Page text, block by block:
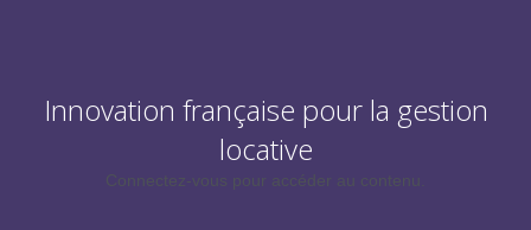
Innovation française pour la gestion
locative
Connectez-vous pour accéder au contenu.